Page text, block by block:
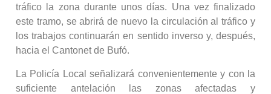
tráfico la zona durante unos días. Una vez finalizado
este tramo, se abrirá de nuevo la circulación al tráfico y
los trabajos continuarán en sentido inverso y, después,
hacia el Cantonet de Bufó.
La Policía Local señalizará convenientemente y con la
suficiente antelación las zonas afectadas y